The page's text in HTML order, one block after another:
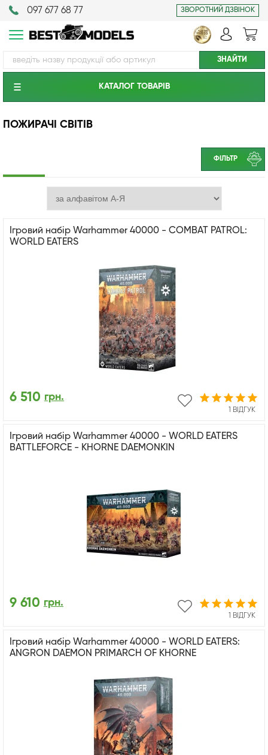
097 677 68 77 ЗВОРОТНИЙ ДЗВІНОК
КАТАЛОГ ТОВАРIВ
ПОЖИРАЧІ СВІТІВ
ФІЛЬТР
Ігровий набір Warhammer 40000 - COMBAT PATROL:
WORLD EATERS
1 ВІДГУК
6 510 грн.
Ігровий набір Warhammer 40000 - WORLD EATERS
BATTLEFORCE - KHORNE DAEMONKIN
1 ВІДГУК
9 610 грн.
Ігровий набір Warhammer 40000 - WORLD EATERS:
ANGRON DAEMON PRIMARCH OF KHORNE